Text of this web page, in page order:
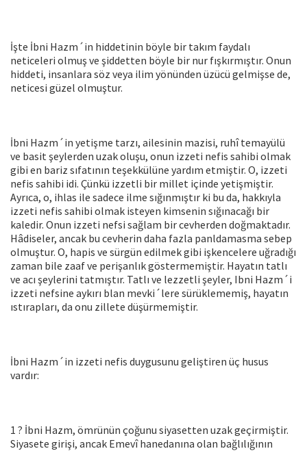
İşte İbni Hazm´in hiddetinin böyle bir takım faydalı
neticeleri olmuş ve şiddetten böyle bir nur fışkırmıştır. Onun
hiddeti, insan­lara söz veya ilim yönünden üzücü gelmişse de,
neticesi güzel olmuş­tur.
İbni Hazm´in yetişme tarzı, ailesinin mazisi, ruhî temayülü
ve basit şeylerden uzak oluşu, onun izzeti nefis sahibi olmak
gibi en bariz sıfatının teşekkülüne yardım etmiştir. O, izzeti
nefis sahibi idi. Çünkü izzetli bir millet içinde yetişmiştir.
Ayrıca, o, ihlas ile sa­dece ilme sığınmıştır ki bu da, hakkıyla
izzeti nefis sahibi olmak isteyen kimsenin sığınacağı bir
kaledir. Onun izzeti nefsi sağlam bir cevherden doğmaktadır.
Hâdiseler, ancak bu cevherin daha fazla panldamasma sebep
olmuştur. O, hapis ve sürgün edilmek gibi iş­kencelere uğradığı
zaman bile zaaf ve perişanlık göstermemiştir. Ha­yatın tatlı
ve acı şeylerini tatmıştır. Tatlı ve lezzetli şeyler, Ibni Hazm´i
izzeti nefsine aykırı blan mevki´lere sürüklememiş, hayatın
ıstırapları, da onu zillete düşürmemiştir.
İbni Hazm´in izzeti nefis duygusunu geliştiren üç husus
vardır:
1 ? İbni Hazm, ömrünün çoğunu siyasetten uzak geçirmiştir.
Siyasete girişi, ancak Emevî hanedanına olan bağlılığının